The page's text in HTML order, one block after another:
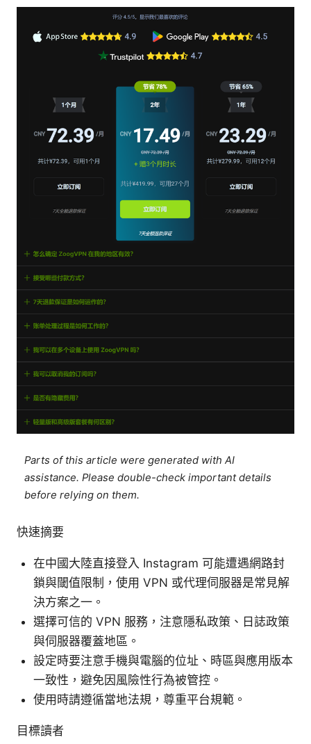
Parts of this article were generated with AI
assistance. Please double-check important details
before relying on them.
快速摘要
在中國大陸直接登入 Instagram 可能遭遇網路封
鎖與閾值限制，使用 VPN 或代理伺服器是常見解
決方案之一。
選擇可信的 VPN 服務，注意隱私政策、日誌政策
與伺服器覆蓋地區。
設定時要注意手機與電腦的位址、時區與應用版本
一致性，避免因風險性行為被管控。
使用時請遵循當地法規，尊重平台規範。
目標讀者